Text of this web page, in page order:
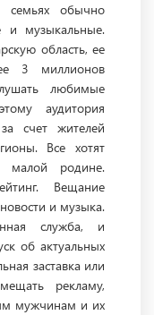
семьях обычно
и музыкальные.
область, ее
3 миллионов
любимые
аудитория
счет жителей
Все хотят
малой родине.
Вещание
и музыка.
служба, и
об актуальных
заставка или
рекламу,
мужчинам и их